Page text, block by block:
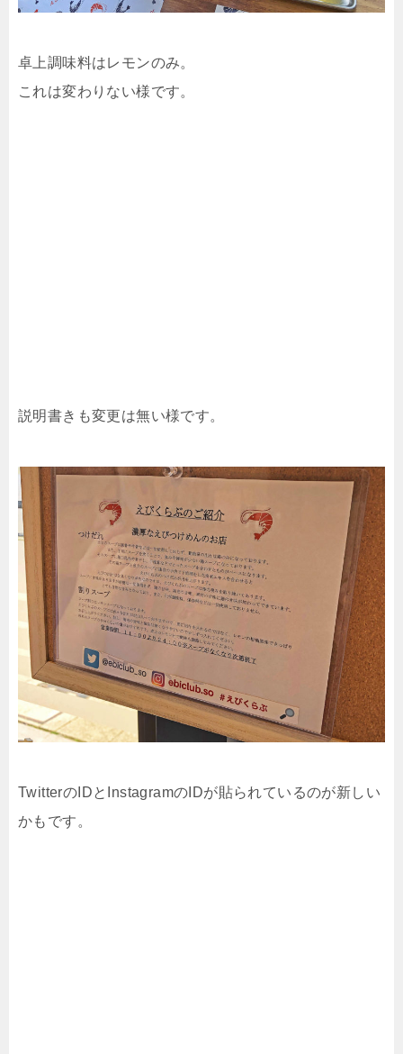
卓上調味料はレモンのみ。
これは変わりない様です。
説明書きも変更は無い様です。
TwitterのIDとInstagramのIDが貼られているのが新しい
かもです。